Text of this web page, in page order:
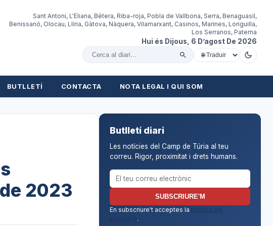
Sant Antoni, L'Eliana, Bétera, Riba-roja, Pobla de Vallbona, Serra, Benaguasil,
Benissanó, Olocau, Llíria, Gàtova, Nàquera, Vilamarxant, Casinos, Marines, Loriguilla,
Los Serranos, Paterna
Hui és Dijous, 6 D’agost De 2026
Cercar al diari
BUTLLETÍ CONTACTA NOTA LEGAL I QUI SOM
2023
Butlletí diari
Les notícies del Camp de Túria al teu
correu. Rigor, proximitat i drets humans.
Correu electrònic per al butlletí
SUBSCRIURE'M
En subscriure't acceptes la
política de
.